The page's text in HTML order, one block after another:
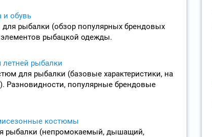
обувь
рыбалки (обзор популярных брендовых
рыбацкой одежды.
рыбалки
для рыбалки (базовые характеристики, на
Разновидности, популярные брендовые
костюмы
рыбалки (непромокаемый, дышащий,